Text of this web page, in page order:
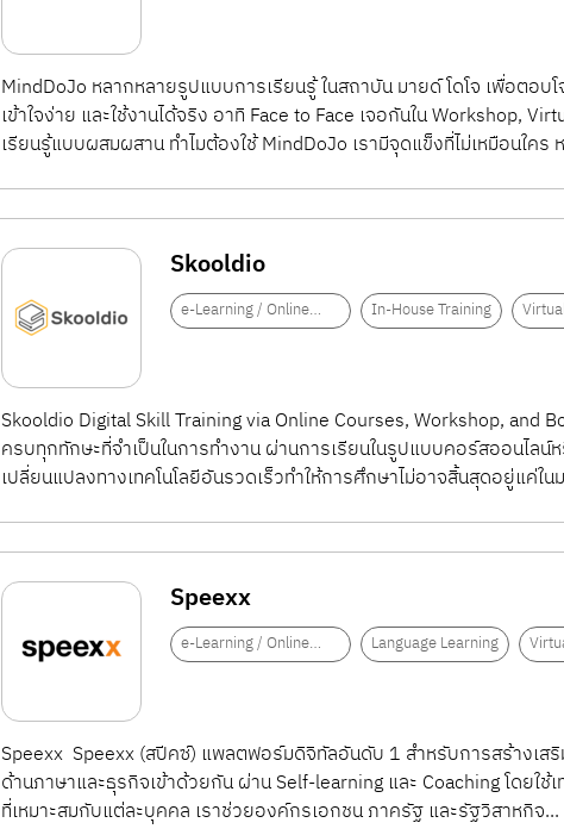
MindDoJo หลากหลายรูปแบบการเรียนรู้ ในสถาบัน มายด์ โดโจ เพื่อตอ
เข้าใจง่าย และใช้งานได้จริง อาทิ Face to Face เจอกันใน Workshop,
เรียนรู้แบบผสมผสาน ทำไมต้องใช้ MindDoJo เรามีจุดแข็งที่ไม่เหมือนใค
Skooldio
e-Learning / Online
In-House Training
Skooldio Digital Skill Training via Online Courses, Workshop,
ครบทุกทักษะที่จำเป็นในการทำงาน ผ่านการเรียนในรูปแบบคอร์สออนไลน์
เปลี่ยนแปลงทางเทคโนโลยีอันรวดเร็วทำให้การศึกษาไม่อาจสิ้นสุดอยู่แค่ใ
Speexx
e-Learning / Online
Language Learning
Speexx Speexx (สปีคซ์) แพลตฟอร์มดิจิทัลอันดับ 1 สำหรับการสร้างเ
ด้านภาษาและธุรกิจเข้าด้วยกัน ผ่าน Self-learning และ Coaching โดยใช้
ที่เหมาะสมกับแต่ละบุคคล เราช่วยองค์กรเอกชน ภาครัฐ และรัฐวิสาหกิจ...